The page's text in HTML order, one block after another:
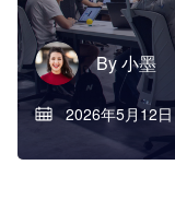
By小墨
2026年5月12日